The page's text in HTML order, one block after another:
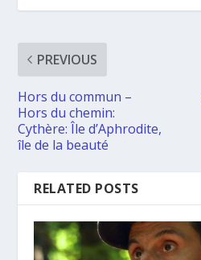
PREVIOUS
Hors du commun –
Hors du chemin:
Cythère: Île d’Aphrodite,
île de la beauté
RELATED POSTS